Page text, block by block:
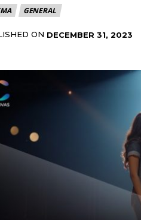
GENERAL
ON DECEMBER 31, 2023